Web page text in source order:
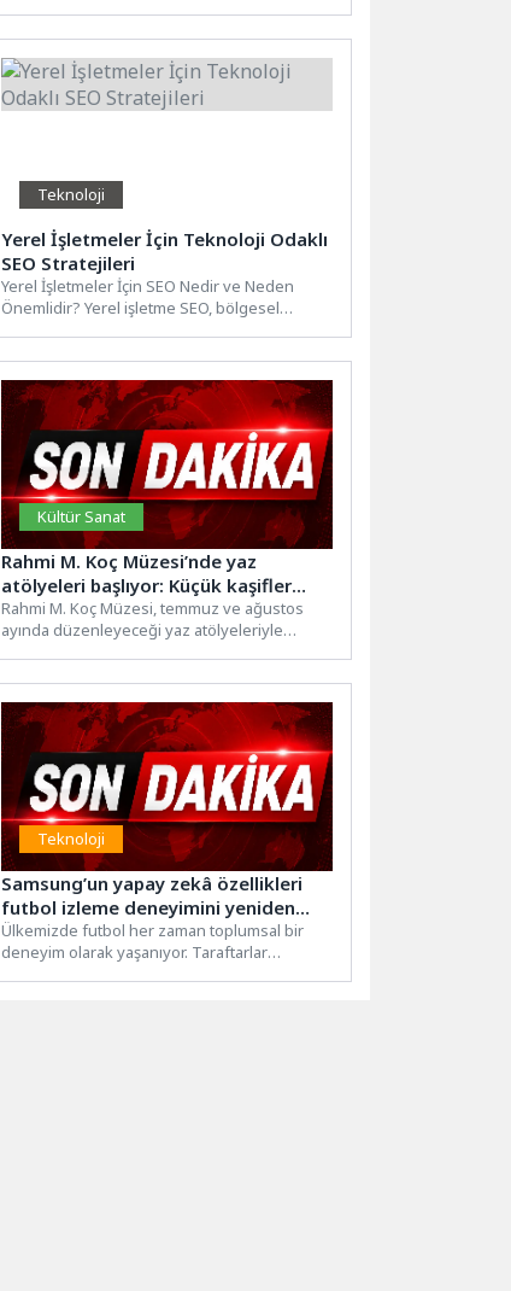
Teknoloji
Yerel İşletmeler İçin Teknoloji Odaklı
SEO Stratejileri
Yerel İşletmeler İçin SEO Nedir ve Neden
Önemlidir? Yerel işletme SEO, bölgesel
Kültür Sanat
Rahmi M. Koç Müzesi’nde yaz
atölyeleri başlıyor: Küçük kaşifler
hem eğlenecek hem öğrenecek
Rahmi M. Koç Müzesi, temmuz ve ağustos
ayında düzenleyeceği yaz atölyeleriyle
Teknoloji
Samsung’un yapay zekâ özellikleri
futbol izleme deneyimini yeniden
şekillendiriyor
Ülkemizde futbol her zaman toplumsal bir
deneyim olarak yaşanıyor. Taraftarlar